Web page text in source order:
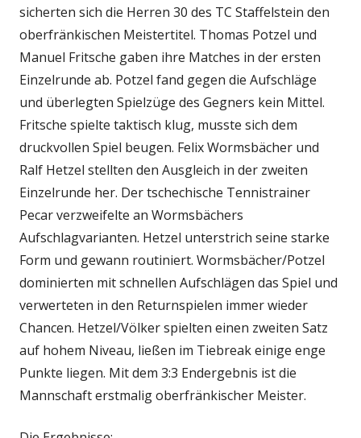
sicherten sich die Herren 30 des TC Staffelstein den
oberfränkischen Meistertitel. Thomas Potzel und
Manuel Fritsche gaben ihre Matches in der ersten
Einzelrunde ab. Potzel fand gegen die Aufschläge
und überlegten Spielzüge des Gegners kein Mittel.
Fritsche spielte taktisch klug, musste sich dem
druckvollen Spiel beugen. Felix Wormsbächer und
Ralf Hetzel stellten den Ausgleich in der zweiten
Einzelrunde her. Der tschechische Tennistrainer
Pecar verzweifelte an Wormsbächers
Aufschlagvarianten. Hetzel unterstrich seine starke
Form und gewann routiniert. Wormsbächer/Potzel
dominierten mit schnellen Aufschlägen das Spiel und
verwerteten in den Returnspielen immer wieder
Chancen. Hetzel/Völker spielten einen zweiten Satz
auf hohem Niveau, ließen im Tiebreak einige enge
Punkte liegen. Mit dem 3:3 Endergebnis ist die
Mannschaft erstmalig oberfränkischer Meister.